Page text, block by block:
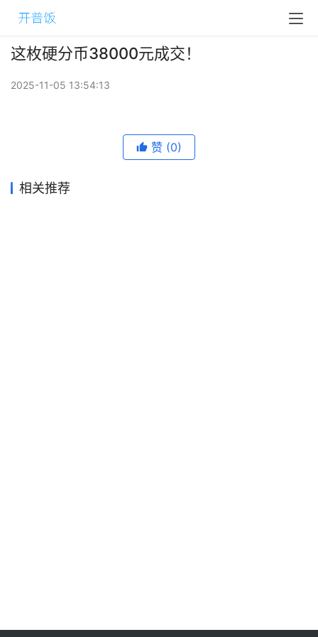
这枚硬分币38000元成交！
2025-11-05 13:54:13
赞 (0)
相关推荐